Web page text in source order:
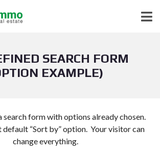
SEARCH FORM
EXAMPLE)
search form with options already chosen.
default “Sort by” option. Your visitor can
change everything.